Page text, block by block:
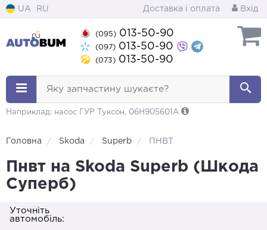
UA RU Доставка і оплата Вхід
(095) 013-50-90
(097) 013-50-90
(073) 013-50-90
Яку запчастину шукаєте?
Наприклад: насос ГУР Туксон, 06H905601A
Головна Skoda Superb ПНВТ
Пнвт на Skoda Superb (Шкода
Суперб)
Уточніть
автомобіль: